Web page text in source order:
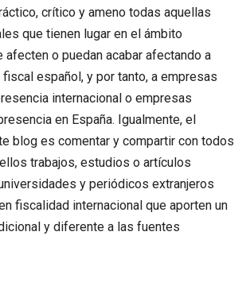
crítico y ameno todas aquellas
que tienen lugar en el ámbito
afecten o puedan acabar afectando a
español, y por tanto, a empresas
internacional o empresas
en España. Igualmente, el
blog es comentar y compartir con todos
trabajos, estudios o artículos
y periódicos extranjeros
fiscalidad internacional que aporten un
y diferente a las fuentes